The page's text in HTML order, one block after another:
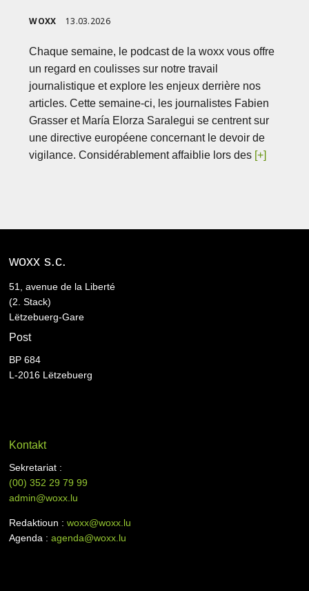
WOXX 13.03.2026
Chaque semaine, le podcast de la woxx vous offre
un regard en coulisses sur notre travail
journalistique et explore les enjeux derrière nos
articles. Cette semaine-ci, les journalistes Fabien
Grasser et María Elorza Saralegui se centrent sur
une directive européene concernant le devoir de
vigilance. Considérablement affaiblie lors des [+]
woxx s.c.
51, avenue de la Liberté
(2. Stack)
Lëtzebuerg-Gare
Post
BP 684
L-2016 Lëtzebuerg
Kontakt
Sekretariat :
(00)352 29 79 99
admin@woxx.lu
Redaktioun :woxx@woxx.lu
Agenda :agenda@woxx.lu